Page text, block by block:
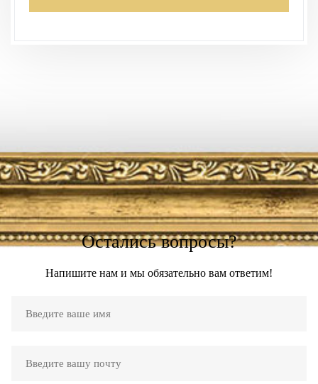
Остались вопросы?
Напишите нам и мы обязательно вам ответим!